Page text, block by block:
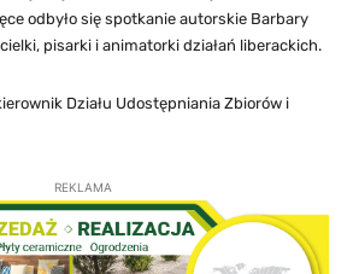
odbyło się spotkanie autorskie Barbary
pisarki i animatorki działań liberackich.
Działu Udostępniania Zbiorów i
REKLAMA